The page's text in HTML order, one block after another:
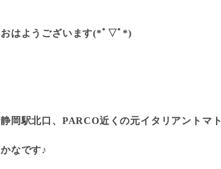
おはようございます(*ﾟ▽ﾟ*)
静岡駅北口、PARCO近くの元イタリアントマ
かなです♪